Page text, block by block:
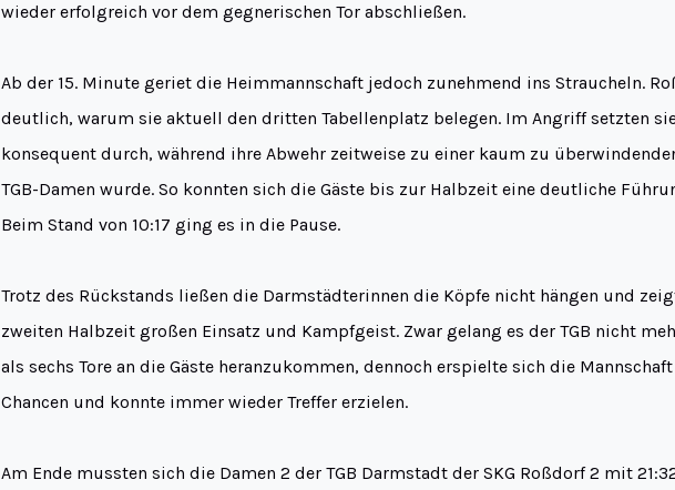
wieder erfolgreich vor dem gegnerischen Tor abschließen.
Ab der 15. Minute geriet die Heimmannschaft jedoch zunehmend ins Straucheln.
deutlich, warum sie aktuell den dritten Tabellenplatz belegen. Im Angriff setzten
konsequent durch, während ihre Abwehr zeitweise zu einer kaum zu
TGB-Damen wurde. So konnten sich die Gäste bis zur Halbzeit eine deutliche
Beim Stand von 10:17 ging es in die Pause.
Trotz des Rückstands ließen die Darmstädterinnen die Köpfe nicht hängen und
zweiten Halbzeit großen Einsatz und Kampfgeist. Zwar gelang es der TGB nicht
als sechs Tore an die Gäste heranzukommen, dennoch erspielte sich die
Chancen und konnte immer wieder Treffer erzielen.
Am Ende mussten sich die Damen 2 der TGB Darmstadt der SKG Roßdorf 2 mit